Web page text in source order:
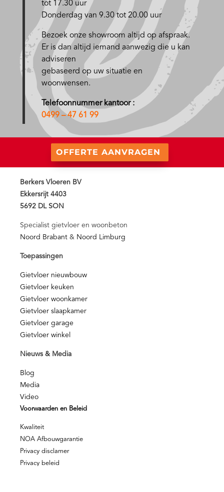
tot 17.30 uur
Donderdag van 9.30 tot 20.00 uur
Bezoek onze showroom altijd op afspraak.
Er is dan altijd iemand aanwezig die u kan
adviseren
gebaseerd op uw situatie en
woonwensen.
Telefoonnummer kantoor :
0499 – 47 61 99
OFFERTE AANVRAGEN
Berkers Vloeren BV
Ekkersrijt 4403
5692 DL SON
Specialist gietvloer en woonbeton
Noord Brabant & Noord Limburg
Toepassingen
Gietvloer nieuwbouw
Gietvloer keuken
Gietvloer woonkamer
Gietvloer slaapkamer
Gietvloer garage
Gietvloer winkel
Nieuws & Media
Blog
Media
Video
Voorwaarden en Beleid
Kwaliteit
NOA Afbouwgarantie
Privacy disclamer
Privacy beleid